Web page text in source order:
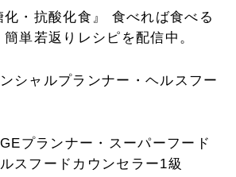
・抗酸化食』 食べれば食べる
単若返りレシピを配信中。
シャルプランナー・ ヘルスフー
プランナー・ スーパーフード
スフードカウンセラー1級